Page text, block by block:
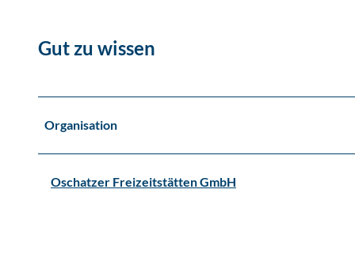
Gut zu wissen
Organisation
Oschatzer Freizeitstätten GmbH